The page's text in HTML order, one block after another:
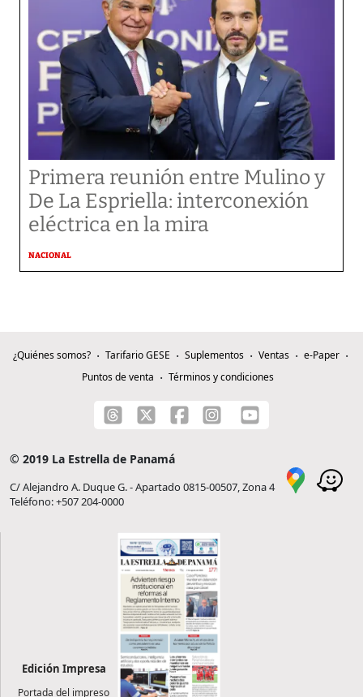
Primera reunión entre Mulino y
De La Espriella: interconexión
eléctrica en la mira
NACIONAL
¿Quiénes somos? Tarifario GESE Suplementos Ventas
e-Paper
Puntos de venta
Términos y condiciones
© 2019 La Estrella de Panamá
C/ Alejandro A. Duque G. - Apartado 0815-00507, Zona 4
Teléfono: +507 204-0000
Edición Impresa
Portada del impreso